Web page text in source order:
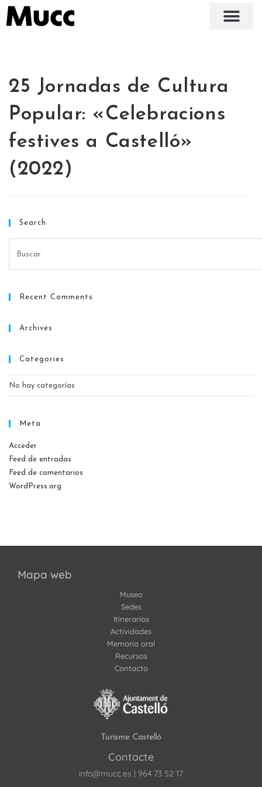
25 Jornadas de Cultura
Popular: «Celebracions
festives a Castelló»
(2022)
Search
Recent Comments
Archives
Categories
No hay categorías
Meta
Acceder
Feed de entradas
Feed de comentarios
WordPress.org
Mapa web
Museo
Sedes
Itinerarios
Actividades
Memoria oral
Recursos
Contacto
Turisme Castelló
Contacte
info@mucc.es | 964 73 52 17